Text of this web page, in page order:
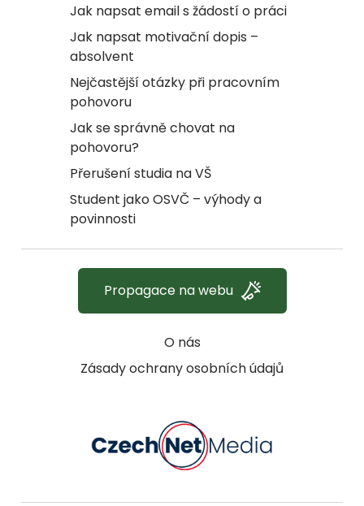
Jak napsat email s žádostí o práci
Jak napsat motivační dopis –
absolvent
Nejčastější otázky při pracovním
pohovoru
Jak se správně chovat na
pohovoru?
Přerušení studia na VŠ
Student jako OSVČ – výhody a
povinnosti
O nás
Zásady ochrany osobních údajů
Propagace na webu